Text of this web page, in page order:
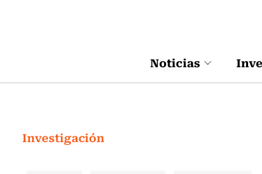
Noticias
Investigación